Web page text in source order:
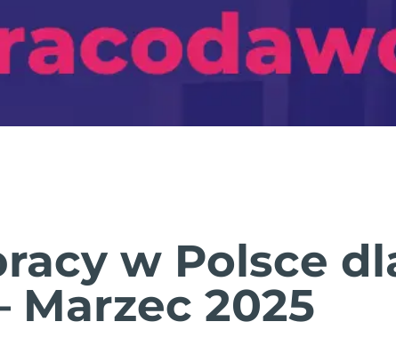
w Polsce
Marzec 2025